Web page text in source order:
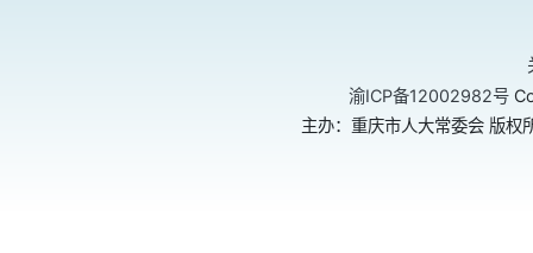
渝ICP备12002982号
主办：重庆市人大常委会 版